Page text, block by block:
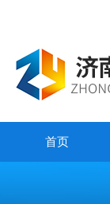
首页